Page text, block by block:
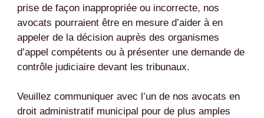
prise de façon inappropriée ou incorrecte, nos
avocats pourraient être en mesure d’aider à en
appeler de la décision auprès des organismes
d’appel compétents ou à présenter une demande de
contrôle judiciaire devant les tribunaux.
Veuillez communiquer avec l’un de nos avocats en
droit administratif municipal pour de plus amples